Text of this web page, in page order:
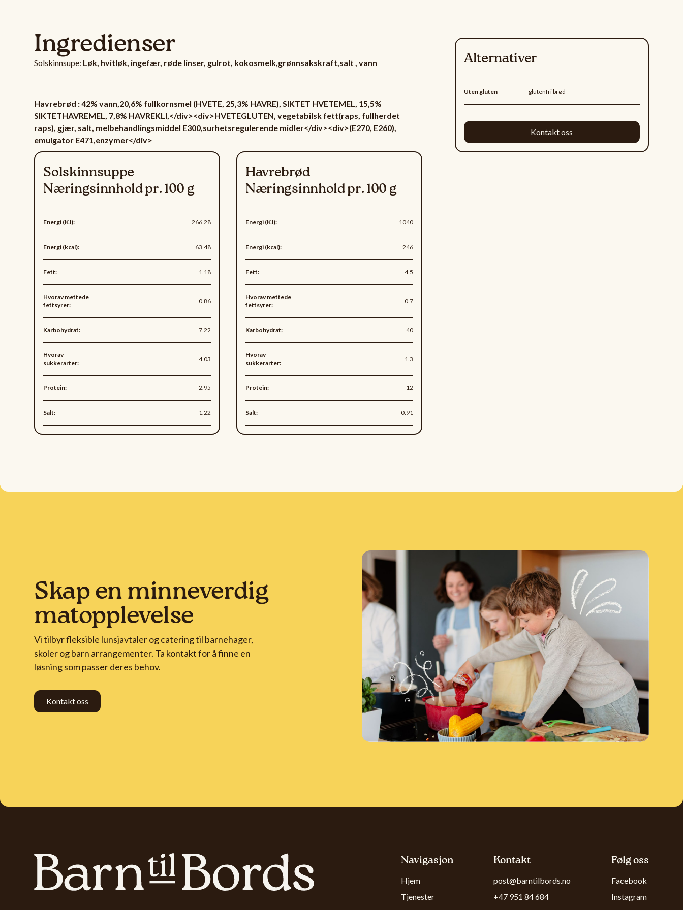
Ingredienser
Solskinnsupe: Løk, hvitløk, ingefær, røde linser, gulrot, kokosmelk,grønnsakskraft,salt , vann
Havrebrød : 42% vann,20,6% fullkornsmel (HVETE, 25,3% HAVRE), SIKTET HVETEMEL, 15,5%
SIKTETHAVREMEL, 7,8% HAVREKLI,</div><div>HVETEGLUTEN, vegetabilsk fett(raps, fullherdet
raps), gjær, salt, melbehandlingsmiddel E300,surhetsregulerende midler</div><div>(E270, E260),
emulgator E471,enzymer</div>
Solskinnsuppe
Næringsinnhold pr. 100 g
Energi (KJ): 266.28
Energi (kcal): 63.48
Fett: 1.18
Hvorav mettede
fettsyrer:
0.86
Karbohydrat: 7.22
Hvorav
sukkerarter:
4.03
Protein: 2.95
Salt: 1.22
Havrebrød
Næringsinnhold pr. 100 g
Energi (KJ): 1040
Energi (kcal): 246
Fett: 4.5
Hvorav mettede
fettsyrer:
0.7
Karbohydrat: 40
Hvorav
sukkerarter:
1.3
Protein: 12
Salt: 0.91
Alternativer
Uten gluten glutenfri brød
Kontakt oss
Skap en minneverdig
matopplevelse
Vi tilbyr fleksible lunsjavtaler og catering til barnehager,
skoler og barn arrangementer. Ta kontakt for å finne en
løsning som passer deres behov.
Kontakt oss
Navigasjon
Hjem
Tjenester
Kontakt
post@barntilbords.no
+47 951 84 684
Følg oss
Facebook
Instagram